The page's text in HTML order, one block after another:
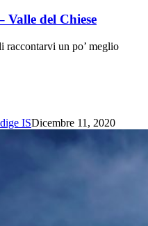
del Chiese
raccontarvi un po’ meglio
ISDicembre 11, 2020